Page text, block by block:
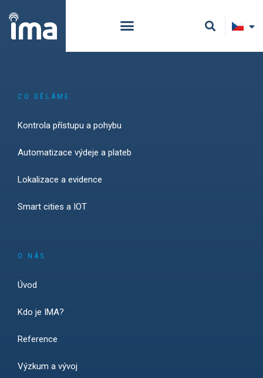
CO DĚLÁME
Kontrola přístupu a pohybu
Automatizace výdeje a plateb
Lokalizace a evidence
Smart cities a IOT
O NÁS
Úvod
Kdo je IMA?
Reference
Výzkum a vývoj